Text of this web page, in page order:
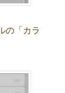
の「カラ